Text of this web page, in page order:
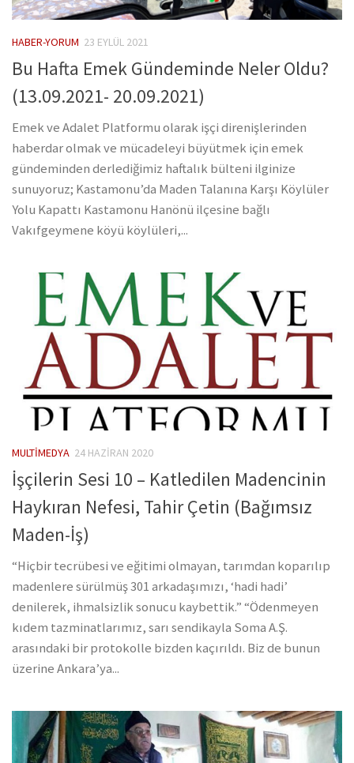
HABER-YORUM 23 EYLÜL 2021
Bu Hafta Emek Gündeminde Neler Oldu?
(13.09.2021- 20.09.2021)
Emek ve Adalet Platformu olarak işçi direnişlerinden
haberdar olmak ve mücadeleyi büyütmek için emek
gündeminden derlediğimiz haftalık bülteni ilginize
sunuyoruz; Kastamonu’da Maden Talanına Karşı Köylüler
Yolu Kapattı Kastamonu Hanönü ilçesine bağlı
Vakıfgeymene köyü köylüleri,...
MULTIMEDYA 24 HAZIRAN 2020
İşçilerin Sesi 10 – Katledilen Madencinin
Haykıran Nefesi, Tahir Çetin (Bağımsız
Maden-İş)
“Hiçbir tecrübesi ve eğitimi olmayan, tarımdan koparılıp
madenlere sürülmüş 301 arkadaşımızı, ‘hadi hadi’
denilerek, ihmalsizlik sonucu kaybettik.” “Ödenmeyen
kıdem tazminatlarımız, sarı sendikayla Soma A.Ş.
arasındaki bir protokolle bizden kaçırıldı. Biz de bunun
üzerine Ankara’ya...